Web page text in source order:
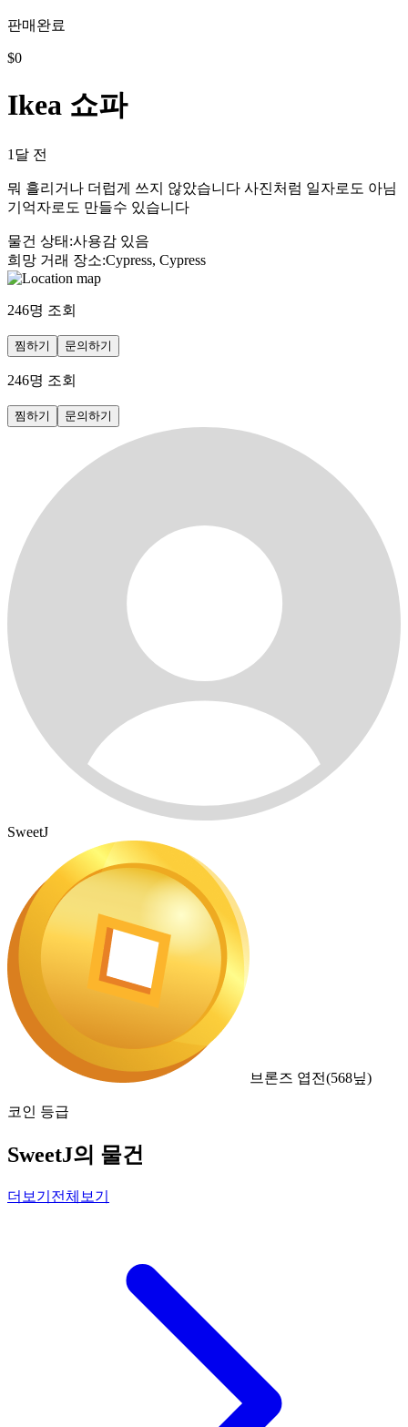
판매완료
$0
Ikea 쇼파
1달 전
뭐 흘리거나 더럽게 쓰지 않았습니다 사진처럼 일자로도 아님
기억자로도 만들수 있습니다
물건 상태 :사용감 있음
희망 거래 장소:Cypress, Cypress
246명 조회
찜하기 문의하기
246명 조회
찜하기 문의하기
SweetJ
브론즈 엽전(568닢)
코인 등급
SweetJ의 물건
더보기 전체보기